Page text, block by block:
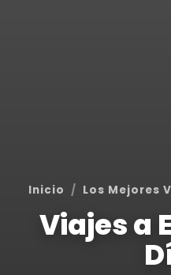
Inicio Los Mejores
Viajes a